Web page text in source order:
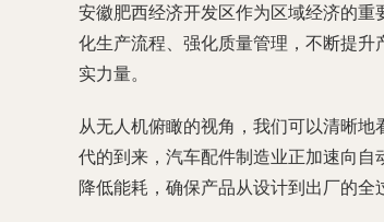
安徽肥西经济开发区作为区域经济的
化生产流程、强化质量管理，不断提升
实力量。
从无人机俯瞰的视角，我们可以清晰
代的到来，汽车配件制造业正加速向自
降低能耗，确保产品从设计到出厂的全